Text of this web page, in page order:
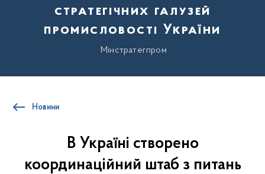
стратегічних галузей
промисловості України
Мінстратегпром
Новини
В Україні створено
координаційний штаб з питань